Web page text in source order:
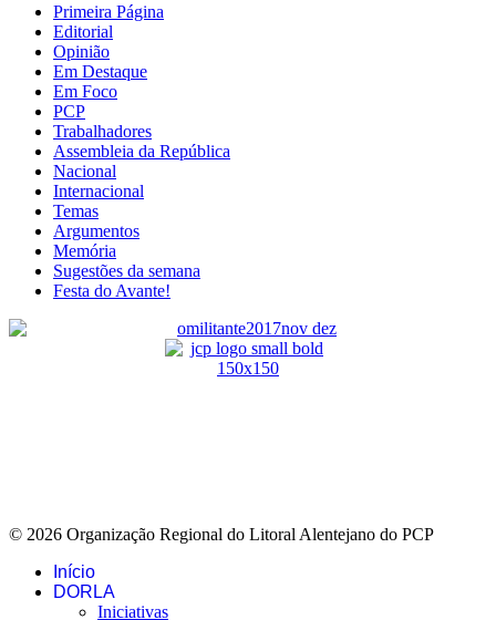
Primeira Página
Editorial
Opinião
Em Destaque
Em Foco
PCP
Trabalhadores
Assembleia da República
Nacional
Internacional
Temas
Argumentos
Memória
Sugestões da semana
Festa do Avante!
© 2026 Organização Regional do Litoral Alentejano do PCP
Início
DORLA
Iniciativas